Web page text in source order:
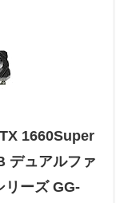
1660Super
デュアルファ
リーズ GG-